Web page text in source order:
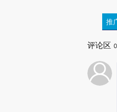
推
评论区 0